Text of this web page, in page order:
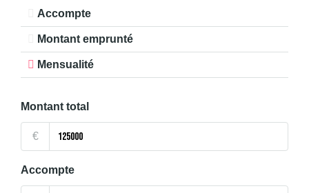
Accompte
Montant emprunté
Mensualité
Montant total
€
Accompte